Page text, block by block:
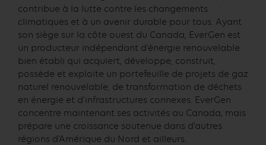
contribue à la lutte contre les changements
climatiques et à un avenir durable pour tous. Ayant
son siège sur la côte ouest du Canada, EverGen est
un producteur indépendant d’énergie renouvelable
bien établi qui acquiert, développe, construit,
possède et exploite un portefeuille de projets de gaz
naturel renouvelable, de transformation de déchets
en énergie et d’infrastructures connexes. EverGen
concentre maintenant ses activités au Canada, mais
prépare une croissance soutenue dans d’autres
régions d’Amérique du Nord et ailleurs.